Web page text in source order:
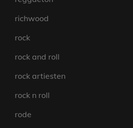
richwood
rock
rock and roll
rock artiesten
rock n roll
rode